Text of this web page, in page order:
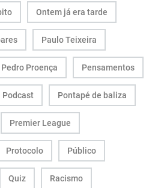
Ontem já era tarde
Paulo Teixeira
Pedro Proença Pensamentos
Podcast Pontapé de baliza
Premier League
Protocolo Público
Quiz Racismo